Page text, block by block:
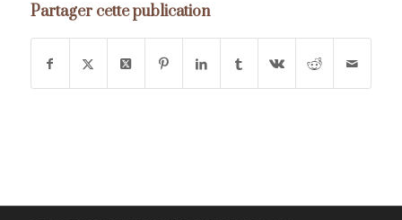
Partager cette publication